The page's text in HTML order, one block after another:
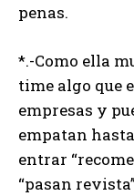
penas.
*.-Como ella
time algo que
empresas y
empatan
entrar
“pasan